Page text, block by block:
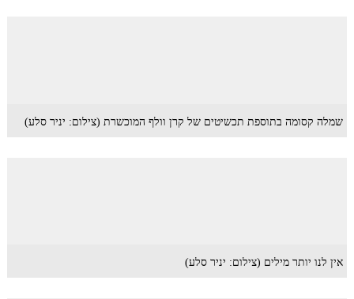
שמלה קסומה בתוספת תכשיטים של קרן וולף המוכשרת (צילום: יניר סלע)
אין לנו יותר מילים (צילום: יניר סלע)